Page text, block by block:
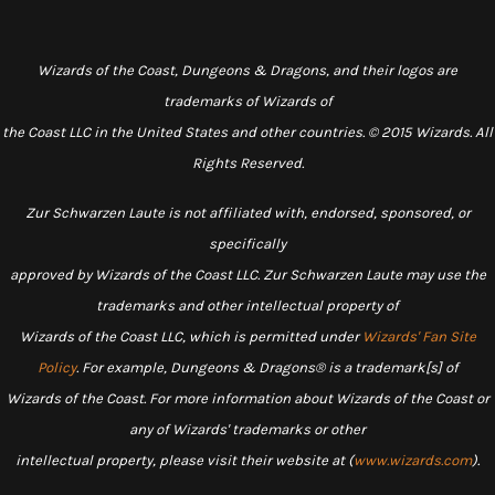
Wizards of the Coast, Dungeons & Dragons, and their logos are
trademarks of Wizards of
the Coast LLC in the United States and other countries. © 2015 Wizards. All
Rights Reserved.
Zur Schwarzen Laute is not affiliated with, endorsed, sponsored, or
specifically
approved by Wizards of the Coast LLC. Zur Schwarzen Laute may use the
trademarks and other intellectual property of
Wizards of the Coast LLC, which is permitted under Wizards' Fan Site
Policy. For example, Dungeons & Dragons® is a trademark[s] of
Wizards of the Coast. For more information about Wizards of the Coast or
any of Wizards' trademarks or other
intellectual property, please visit their website at (www.wizards.com).